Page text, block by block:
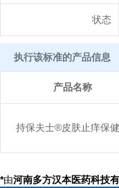
状态
执行该标准的产品信息
产品名称
持保夫士®皮肤止痒保
*由河南多方汉本医药科技